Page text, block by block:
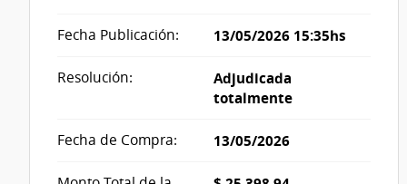
Fecha Publicación: 13/05/2026 15:35hs
Resolución:
Adjudicada
totalmente
Fecha de Compra: 13/05/2026